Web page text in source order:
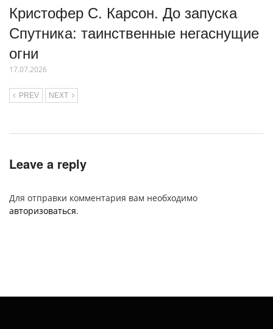
Кристофер С. Карсон. До запуска
Спутника: таинственные негаснущие
огни
17.07.2026
PREV NEXT
Leave a reply
Для отправки комментария вам необходимо
авторизоваться.